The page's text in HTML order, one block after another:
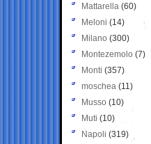
Mattarella (60)
Meloni (14)
Milano (300)
Montezemolo (7)
Monti (357)
moschea (11)
Musso (10)
Muti (10)
Napoli (319)